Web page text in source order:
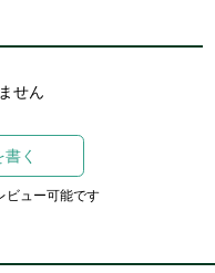
せん
く
ビュー可能です